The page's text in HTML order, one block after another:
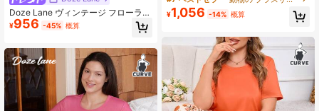
Doze Lane ヴィンテージ フローラル
プリント ラウンジウェア セット Vネ
ック カジュアル プラスサイズ
¥956 -45% 概算
セット、プラスサイズ女性用ルーム
ウェア
¥1,056 -14% 概算